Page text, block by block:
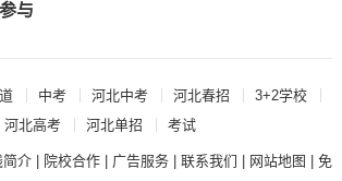
与
中考 河北中考 河北春招
3+2学校
河北高考
河北单招 考试
简介| 院校合作| 广告服务| 联系我们 网站地图 免